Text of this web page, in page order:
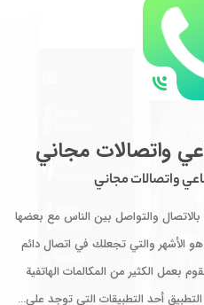
واتصالات مجاني
واتصالات مجاني
والتواصل بين الناس مع بعضها
الأشهر والتي تجعلك في اتصال دائم
بعمل الكثير من المكالمات الهاتفية
أحد التطبيقات التي توجد على…